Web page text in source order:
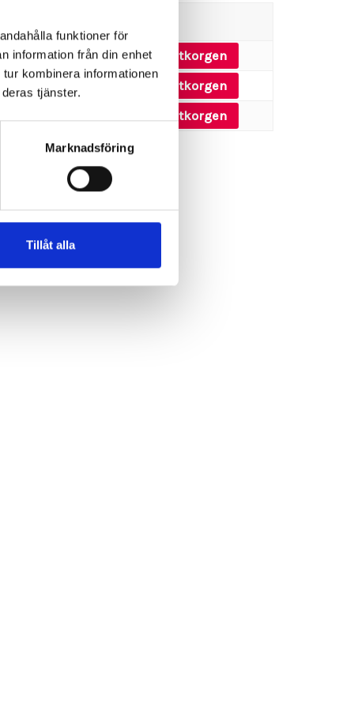
funktioner för
information från din enhet
kombinera informationen
tjänster.
Marknadsföring
Tillåt alla
+ Lägg till i offertkorgen
+ Lägg till i offertkorgen
Lägg till i offertkorgen